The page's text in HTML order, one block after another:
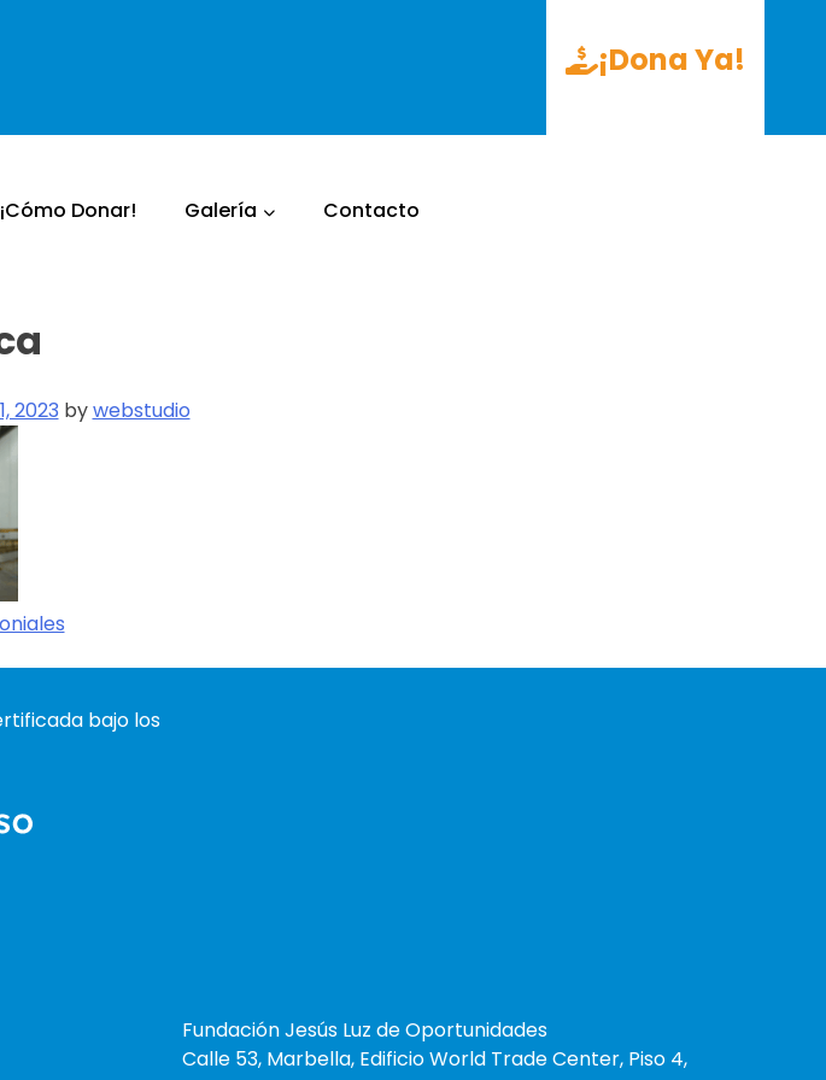
¡Dona Ya!
¡Cómo Donar! Galería Contacto
2023 bywebstudio
bajo los
Fundación Jesús Luz de Oportunidades
Calle 53, Marbella, Edificio World Trade Center, Piso 4,